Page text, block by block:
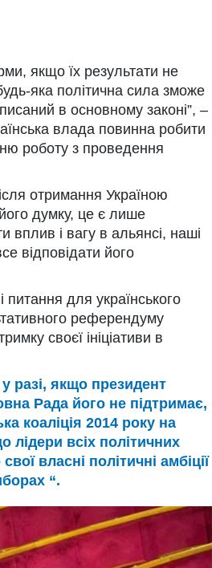
якщо їх результати не
яка політична сила зможе
в основному законі”, –
влада повинна робити
роботу з проведення
отримання Україною
думку, це є лише
і вагу в альянсі, наші
відповідати його
для українського
референдуму
своєї ініціативи в
разі, якщо президент
Рада його не підтримає,
коаліція 2014 року на
лідери всіх політичних
власні політичні амбіції
“.